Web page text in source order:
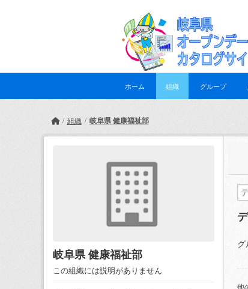
ホーム 組織 グループ
組織 岐阜県 健康福祉部
岐阜県 健康福祉部
この組織には説明がありません
グ
他